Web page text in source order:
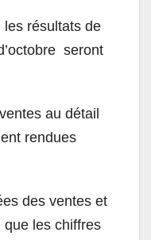
les résultats de
seront
au détail
rendues
des ventes et
les chiffres